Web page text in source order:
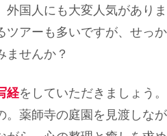
国人にも大変人気がありま
アーも多いですが、せっ
ませんか？
経をしていただきましょう
薬師寺の庭園を見渡しな